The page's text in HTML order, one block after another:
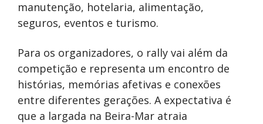
manutenção, hotelaria, alimentação,
seguros, eventos e turismo.
Para os organizadores, o rally vai além da
competição e representa um encontro de
histórias, memórias afetivas e conexões
entre diferentes gerações. A expectativa é
que a largada na Beira-Mar atraia